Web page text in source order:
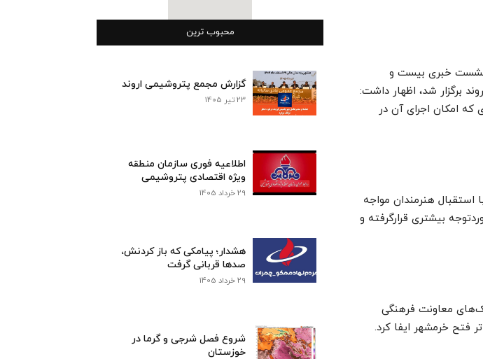
نشست خبری بیست و
برگزار شد، اظهار داشت:
امکان اجرای آن در
استقبال هنرمندان مواجه
بیشتری قرارگرفته و
معاونت فرهنگی
فتح خرمشهر ایفا کرد.
محبوب ترین
گزارش مجمع پتروشیمی اروند
23 تیر 1405
اطلاعیه فوری سازمان منطقه
ویژه اقتصادی پتروشیمی
29 خرداد 1405
هشدار؛ پیامکی که باز کردنش،
صدها قربانی گرفت
29 خرداد 1405
شروع فصل شرجی و گرما در
خوزستان